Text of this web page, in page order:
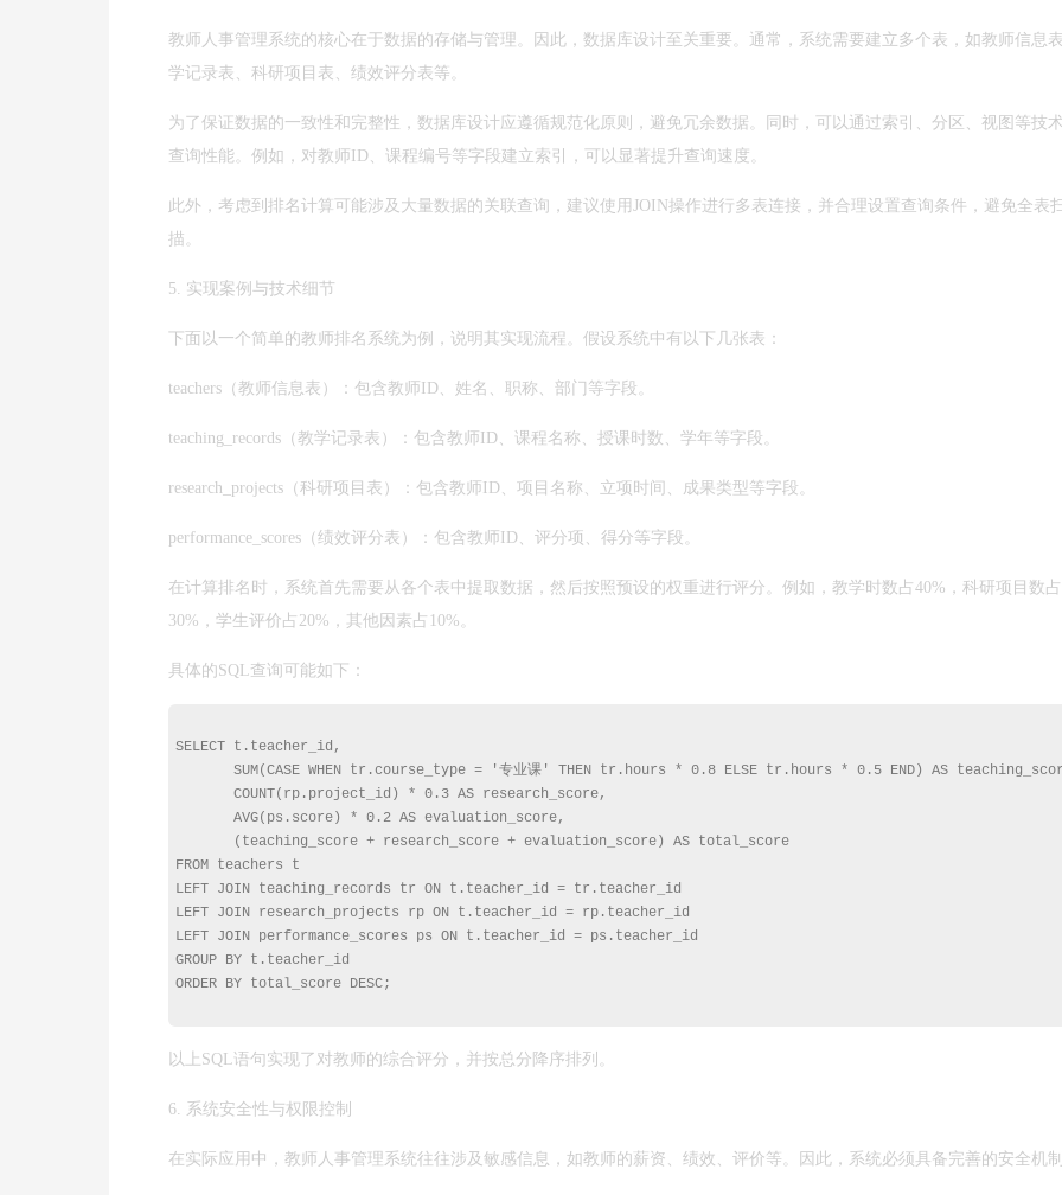
教师人事管理系统的核心在于数据的存储与管理。因此，数据库设计至关重要。通常，系统需要建立多个表，如教师信息
学记录表、科研项目表、绩效评分表等。
为了保证数据的一致性和完整性，数据库设计应遵循规范化原则，避免冗余数据。同时，可以通过索引、分区、视图等技
查询性能。例如，对教师ID、课程编号等字段建立索引，可以显著提升查询速度。
此外，考虑到排名计算可能涉及大量数据的关联查询，建议使用JOIN操作进行多表连接，并合理设置查询条件，避免全表
描。
5. 实现案例与技术细节
下面以一个简单的教师排名系统为例，说明其实现流程。假设系统中有以下几张表：
teachers（教师信息表）：包含教师ID、姓名、职称、部门等字段。
teaching_records（教学记录表）：包含教师ID、课程名称、授课时数、学年等字段。
research_projects（科研项目表）：包含教师ID、项目名称、立项时间、成果类型等字段。
performance_scores（绩效评分表）：包含教师ID、评分项、得分等字段。
在计算排名时，系统首先需要从各个表中提取数据，然后按照预设的权重进行评分。例如，教学时数占40%，科研项目数占
30%，学生评价占20%，其他因素占10%。
具体的SQL查询可能如下：
SELECT t.teacher_id,
SUM(CASE WHEN tr.course_type = '专业课' THEN tr.hours * 0.8 ELSE tr.hours * 0.5 END) AS
       COUNT(rp.project_id) * 0.3 AS research_score,
       AVG(ps.score) * 0.2 AS evaluation_score,
       (teaching_score + research_score + evaluation_score) AS total_score
FROM teachers t
LEFT JOIN teaching_records tr ON t.teacher_id = tr.teacher_id
LEFT JOIN research_projects rp ON t.teacher_id = rp.teacher_id
LEFT JOIN performance_scores ps ON t.teacher_id = ps.teacher_id
GROUP BY t.teacher_id
ORDER BY total_score DESC;
以上SQL语句实现了对教师的综合评分，并按总分降序排列。
6. 系统安全性与权限控制
在实际应用中，教师人事管理系统往往涉及敏感信息，如教师的薪资、绩效、评价等。因此，系统必须具备完善的安全机